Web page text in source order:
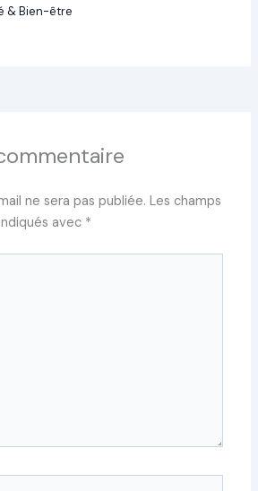
& Bien-être
ne sera pas publiée. Les champs
avec *